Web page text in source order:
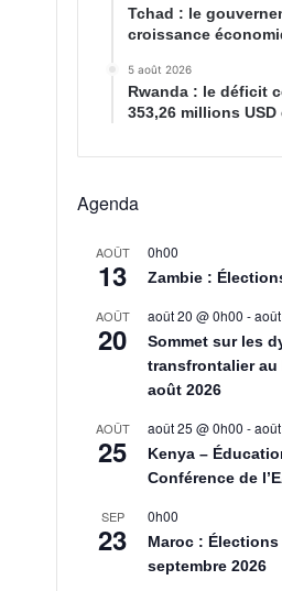
Tchad : le
croissance
5 août 2026
Rwanda : le déficit
353,26 millions
Agenda
AOÛT
13
0h00
Zambie :
AOÛT
20
août 20 @ 0h00 -
Sommet sur les
transfrontalier au
août 2026
AOÛT
25
août 25 @ 0h00 -
Kenya –
Conférence de
SEP
23
0h00
Maroc :
septembre 2026